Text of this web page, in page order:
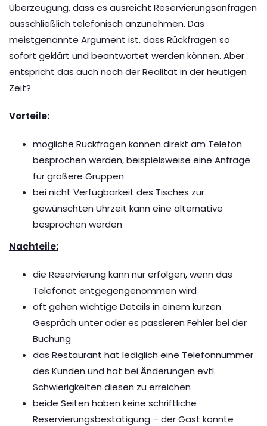
Überzeugung, dass es ausreicht Reservierungsanfragen
ausschließlich telefonisch anzunehmen. Das
meistgenannte Argument ist, dass Rückfragen so
sofort geklärt und beantwortet werden können. Aber
entspricht das auch noch der Realität in der heutigen
Zeit?
Vorteile:
mögliche Rückfragen können direkt am Telefon
besprochen werden, beispielsweise eine Anfrage
für größere Gruppen
bei nicht Verfügbarkeit des Tisches zur
gewünschten Uhrzeit kann eine alternative
besprochen werden
Nachteile:
die Reservierung kann nur erfolgen, wenn das
Telefonat entgegengenommen wird
oft gehen wichtige Details in einem kurzen
Gespräch unter oder es passieren Fehler bei der
Buchung
das Restaurant hat lediglich eine Telefonnummer
des Kunden und hat bei Änderungen evtl.
Schwierigkeiten diesen zu erreichen
beide Seiten haben keine schriftliche
Reservierungsbestätigung – der Gast könnte